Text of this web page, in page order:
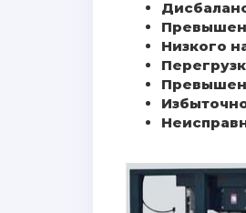
Низкого